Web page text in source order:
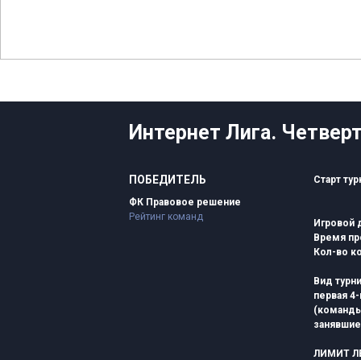
Интернет Лига.
ПОБЕДИТЕЛЬ
ФК Правовое решение
Рейтинг команд
Старт
Игровой
Время
Кол-во
Вид
первая
ЛИМИТ